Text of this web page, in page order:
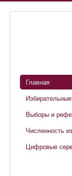
Главная
Выборы и
Численность
Цифровые